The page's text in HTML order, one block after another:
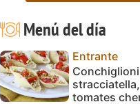
Menú del día
Entrante
tomates